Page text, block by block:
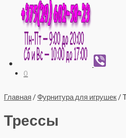
0
Главная / Фурнитура для игрушек/
Трессы